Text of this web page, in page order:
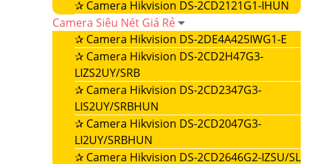
✰ Camera Hikvision DS-2CD2121G1-IHUN
Camera Siêu Nét Giá Rẻ
✰ Camera Hikvision DS-2DE4A425IWG1-E
✰ Camera Hikvision DS-2CD2H47G3-
LIZS2UY/SRB
✰ Camera Hikvision DS-2CD2347G3-
LIS2UY/SRBHUN
✰ Camera Hikvision DS-2CD2047G3-
LI2UY/SRBHUN
✰ Camera Hikvision DS-2CD2646G2-IZSU/SL